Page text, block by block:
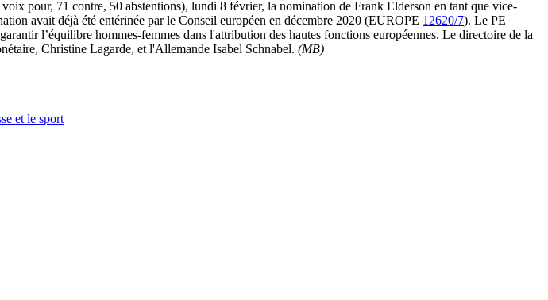
pour, 71 contre, 50 abstentions), lundi 8 février, la nomination de Frank Elderson en tant que vice-
avait déjà été entérinée par le Conseil européen en décembre 2020 (EUROPE 12620/7). Le PE
l’équilibre hommes‑femmes dans l'attribution des hautes fonctions européennes. Le directoire de la
Christine Lagarde, et l'Allemande Isabel Schnabel. (MB)
et le sport